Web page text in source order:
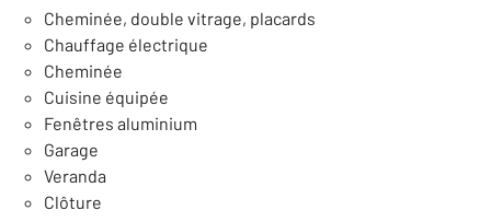
Cheminée, double vitrage, placards
Chauffage électrique
Cheminée
Cuisine équipée
Fenêtres aluminium
Garage
Veranda
Clôture